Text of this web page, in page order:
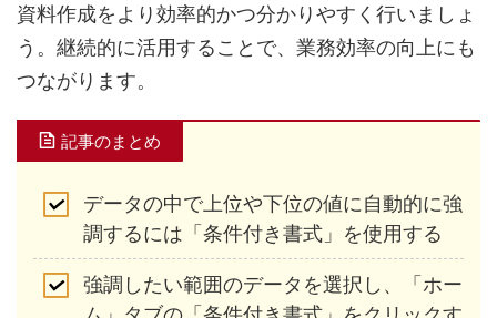
資料作成をより効率的かつ分かりやすく行いましょ
う。継続的に活用することで、業務効率の向上にも
つながります。
記事のまとめ
データの中で上位や下位の値に自動的に強
調するには「条件付き書式」を使用する
強調したい範囲のデータを選択し、「ホー